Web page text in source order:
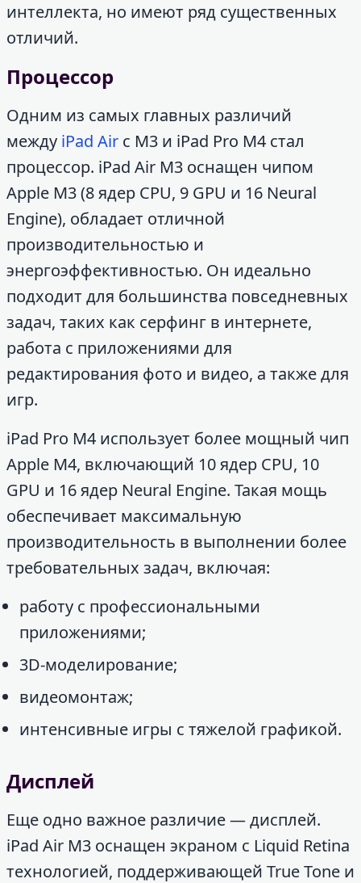
интеллекта, но имеют ряд существенных
отличий.
Процессор
Одним из самых главных различий
между iPad Air с M3 и iPad Pro M4 стал
процессор. iPad Air M3 оснащен чипом
Apple M3 (8 ядер CPU, 9 GPU и 16 Neural
Engine), обладает отличной
производительностью и
энергоэффективностью. Он идеально
подходит для большинства повседневных
задач, таких как серфинг в интернете,
работа с приложениями для
редактирования фото и видео, а также для
игр.
iPad Pro M4 использует более мощный чип
Apple M4, включающий 10 ядер CPU, 10
GPU и 16 ядер Neural Engine. Такая мощь
обеспечивает максимальную
производительность в выполнении более
требовательных задач, включая:
работу с профессиональными
приложениями;
3D-моделирование;
видеомонтаж;
интенсивные игры с тяжелой графикой.
Дисплей
Еще одно важное различие — дисплей.
iPad Air M3 оснащен экраном с Liquid Retina
технологией, поддерживающей True Tone и